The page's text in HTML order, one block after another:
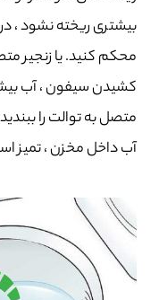
بیشتری ریخته نشود ،
محکم کنید. یا زنجیر
کشیدن سیفون ، آب
متصل به توالت را
آب داخل مخزن ، تمیز